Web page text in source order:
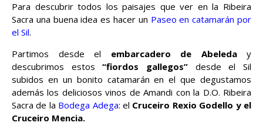
Para descubrir todos los paisajes que ver en la Ribeira
Sacra una buena idea es hacer un Paseo en catamarán por
el Sil.
Partimos desde el embarcadero de Abeleday
descubrimos estos“fiordos gallegos” desde el Sil
subidos en un bonito catamarán en el que degustamos
además los deliciosos vinos de Amandi con la D.O. Ribeira
Sacra de la Bodega Adega: el Cruceiro Rexio Godello y el
Cruceiro Mencia.